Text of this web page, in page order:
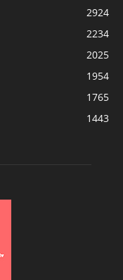
2924
2234
2025
1954
1765
1443